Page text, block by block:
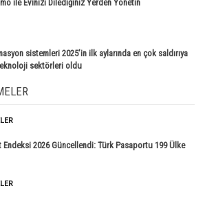
ile Evinizi Dilediğiniz Yerden Yönetin
sistemleri 2025’in ilk aylarında en çok saldırıya
sektörleri oldu
2026 Güncellendi: Türk Pasaportu 199 Ülke